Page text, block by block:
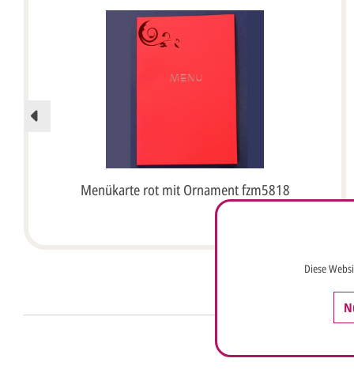
Menükarte rot mit Ornament fzm5818
Diese